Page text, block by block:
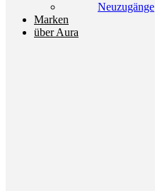
Neuzugänge
Marken
über Aura